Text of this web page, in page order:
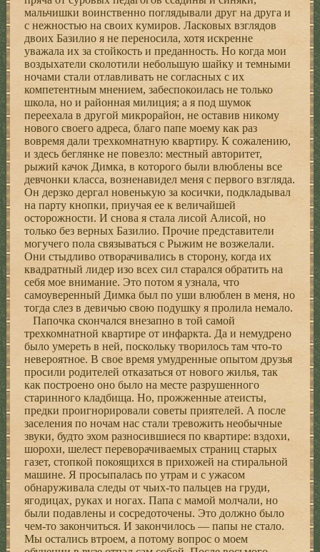
мальчишки воинственно поглядывали друг на друга и
с нежностью на своих кумиров. Ласковых взглядов
двоих Базилио я не переносила, хотя искренне
уважала их за стойкость и преданность. Но когда мои
воздыхатели сколотили небольшую шайку и темными
ночами стали отлавливать не согласных с их
компетентным мнением, забеспокоилась не только
школа, но и районная милиция; а я под шумок
переехала в другой микрорайон, не оставив никому
нового своего адреса, благо папе моему как раз
вовремя дали трехкомнатную квартиру. К сожалению,
и здесь беглянке не повезло: местный авторитет,
рыжий качок Димка, в которого были влюблены все
девчонки класса, возненавидел меня с первого взгляда.
Он дерзко дергал новенькую за косички, подкладывал
на парту кнопки, приучая ее к величайшей
осторожности. И снова я стала лисой Алисой, но
только без верных Базилио. Прочие представители
могучего пола связываться с Рыжим не возжелали.
Они стыдливо отворачивались в сторону, когда их
квадратный лидер изо всех сил старался обратить на
себя мое внимание. Это потом я узнала, что
самоуверенный Димка был по уши влюблен в меня, но
тогда слез в девичью свою подушку я пролила немало.
Папочка скончался внезапно в той самой
трехкомнатной квартире от инфаркта. Да и немудрено
было умереть в ней, поскольку творилось там что-то
невероятное. В свое время умудренные опытом друзья
просили родителей отказаться от нового жилья, так
как построено оно было на месте разрушенного
старинного кладбища. Но, прожженные атеисты,
предки проигнорировали советы приятелей. А после
заселения по ночам нас стали тревожить необычные
звуки, будто эхом разносившиеся по квартире: вздохи,
шорохи, шелест переворачиваемых страниц старых
газет, стопкой покоящихся в прихожей на стиральной
машине. Я просыпалась по утрам и с ужасом
обнаруживала следы от чьих-то пальцев на груди,
ягодицах, руках и ногах. Папа с мамой молчали, но
были подавлены и сосредоточены. Это должно было
чем-то закончиться. И закончилось — папы не стало.
Мы остались втроем, а потому вопрос о моем